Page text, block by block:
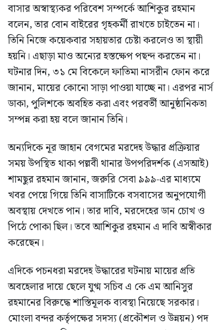
বাসার অস্বাস্থ্যকর পরিবেশ সম্পর্কে আশিকুর রহমান
বলেন, তার বোন বাইরের গৃহকর্মী রাখতে চাইতেন না।
তিনি নিজে কয়েকবার সহায়তার চেষ্টা করলেও তা স্থায়ী
হয়নি। এছাড়া মাও অন্যের হস্তক্ষেপ পছন্দ করতেন না।
ঘটনার দিন, ৩১ মে বিকেলে ফাতিমা নাসরীন ফোন করে
জানান, মায়ের কোনো সাড়া পাওয়া যাচ্ছে না। এরপর নার্স
ডাকা, পুলিশকে অবহিত করা এবং পরবর্তী আনুষ্ঠানিকতা
সম্পন্ন করা হয় বলে জানান তিনি।
অন্যদিকে নূর জাহান বেগমের মরদেহ উদ্ধার প্রক্রিয়ার
সময় উপস্থিত থাকা পল্লবী থানার উপপরিদর্শক (এসআই)
শামছুর রহমান জানান, জরুরি সেবা ৯৯৯-এর মাধ্যমে
খবর পেয়ে গিয়ে তিনি বাসাটিকে বসবাসের অনুপযোগী
অবস্থায় দেখতে পান। তার দাবি, মরদেহের ডান চোখ ও
পিঠে পোকা ছিল। তবে আশিকুর রহমান এ দাবি অস্বীকার
করেছেন।
এদিকে পচনধরা মরদেহ উদ্ধারের ঘটনায় মায়ের প্রতি
অবহেলার দায়ে ছেলে যুগ্ম সচিব এ কে এম আনিসুর
রহমানের বিরুদ্ধে শাস্তিমূলক ব্যবস্থা নিয়েছে সরকার।
মোংলা বন্দর কর্তৃপক্ষের সদস্য (প্রকৌশল ও উন্নয়ন) পদ